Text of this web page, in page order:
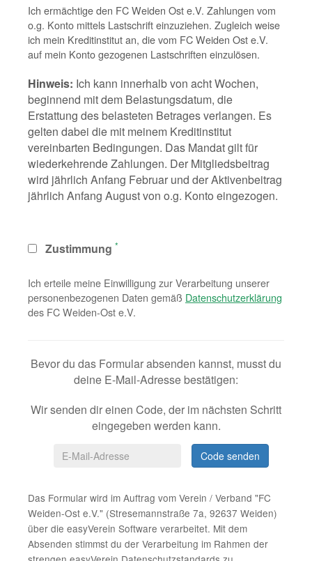
Ich ermächtige den FC Weiden Ost e.V. Zahlungen vom
o.g. Konto mittels Lastschrift einzuziehen. Zugleich weise
ich mein Kreditinstitut an, die vom FC Weiden Ost e.V.
auf mein Konto gezogenen Lastschriften einzulösen.
Hinweis: Ich kann innerhalb von acht Wochen,
beginnend mit dem Belastungsdatum, die
Erstattung des belasteten Betrages verlangen. Es
gelten dabei die mit meinem Kreditinstitut
vereinbarten Bedingungen. Das Mandat gilt für
wiederkehrende Zahlungen. Der Mitgliedsbeitrag
wird jährlich Anfang Februar und der Aktivenbeitrag
jährlich Anfang August von o.g. Konto eingezogen.
Zustimmung *
Ich erteile meine Einwilligung zur Verarbeitung unserer
personenbezogenen Daten gemäß Datenschutzerklärung
des FC Weiden-Ost e.V.
Bevor du das Formular absenden kannst, musst du
deine E-Mail-Adresse bestätigen:
Wir senden dir einen Code, der im nächsten Schritt
eingegeben werden kann.
Code senden
Das Formular wird im Auftrag vom Verein / Verband "FC
Weiden-Ost e.V." (Stresemannstraße 7a, 92637 Weiden)
über die easyVerein Software verarbeitet. Mit dem
Absenden stimmst du der Verarbeitung im Rahmen der